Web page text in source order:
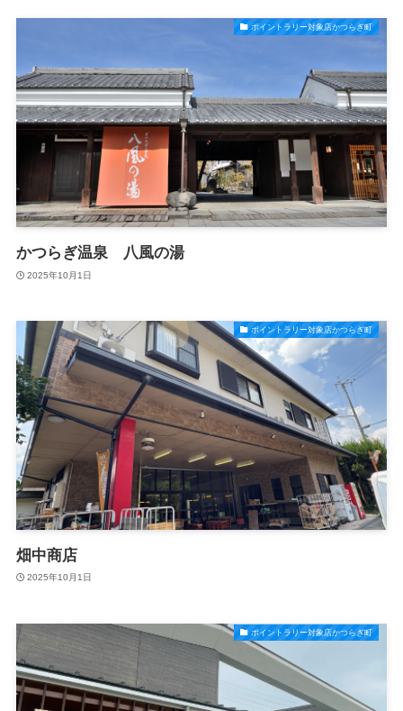
ポイントラリー対象店かつらぎ町
かつらぎ温泉 八風の湯
2025年10月1日
ポイントラリー対象店かつらぎ町
畑中商店
2025年10月1日
ポイントラリー対象店かつらぎ町